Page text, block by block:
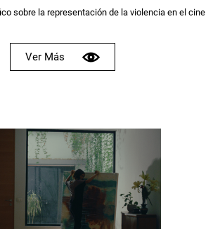
sobre la representación de la violencia en el cine
Ver Más